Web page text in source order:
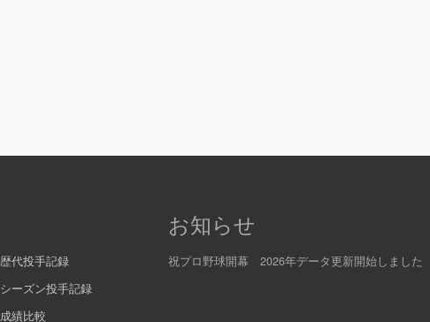
歴代投手記録
シーズン投手記録
成績比較
お知らせ
祝プロ野球開幕 2026年データ更新開始しました